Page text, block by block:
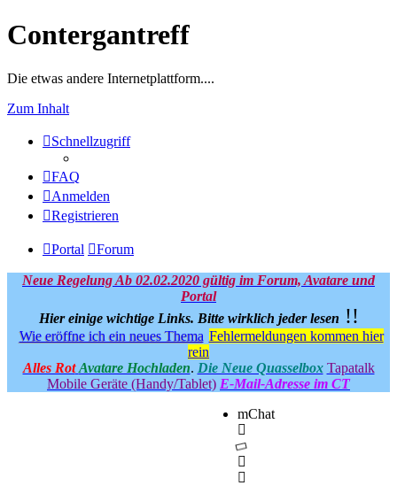
Contergantreff
Die etwas andere Internetplattform....
Zum Inhalt
Schnellzugriff
FAQ
Anmelden
Registrieren
Portal Forum
Neue Regelung Ab 02.02.2020 gültig im Forum, Avatare und
Portal
Hier einige wichtige Links. Bitte wirklich jeder lesen !!
Wie eröffne ich ein neues Thema Fehlermeldungen kommen hier
rein
Alles Rot Avatare Hochladen. Die Neue Quasselbox Tapatalk
Mobile Geräte (Handy/Tablet) E-Mail-Adresse im CT
mChat